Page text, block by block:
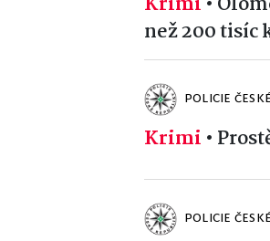
než 200 tisíc
POLICIE
Krimi •
POLICIE